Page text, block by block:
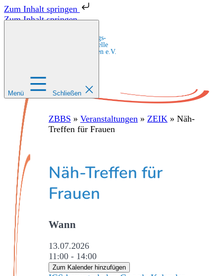
Zum Inhalt springen
Zum Inhalt springen
Zentrale Bildungs-
und Beratungsstelle
für Migrant:innen e.V.
Menü Schließen
ZBBS » Veranstaltungen » ZEIK » Näh-
Treffen für Frauen
Näh-Treffen für
Frauen
Wann
13.07.2026
11:00 - 14:00
Zum Kalender hinzufügen